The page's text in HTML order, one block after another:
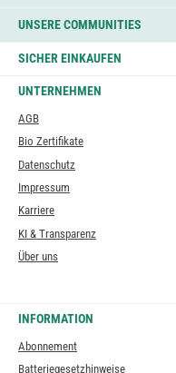
UNSERE COMMUNITIES
SICHER EINKAUFEN
UNTERNEHMEN
AGB
Bio Zertifikate
Datenschutz
Impressum
Karriere
KI & Transparenz
Über uns
INFORMATION
Abonnement
Batteriegesetzhinweise